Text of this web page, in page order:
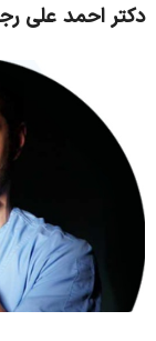
دکتر احمد علی